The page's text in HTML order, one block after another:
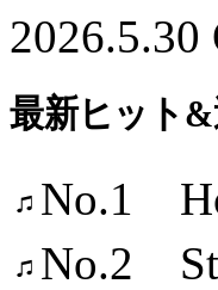
最新ヒット
No.1
No.2